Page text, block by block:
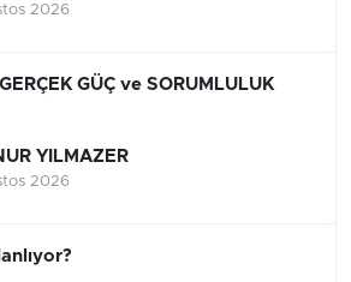
2026
GÜÇ ve SORUMLULUK
YILMAZER
2026